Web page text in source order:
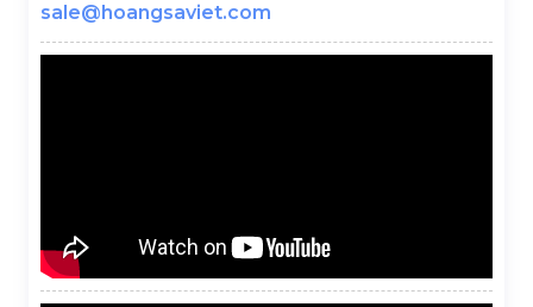
sale@hoangsaviet.com